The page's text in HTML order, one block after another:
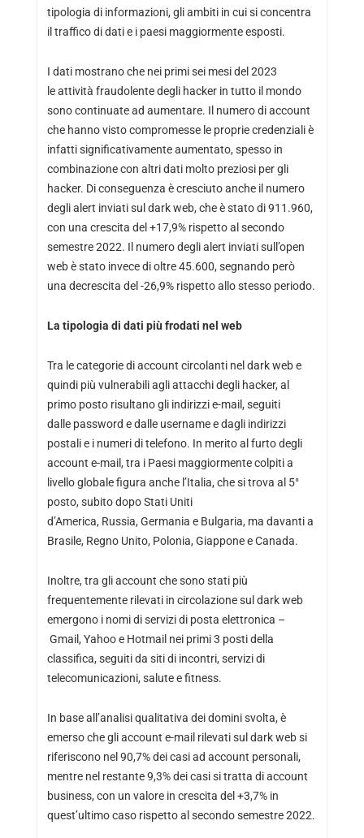
tipologia di informazioni, gli ambiti in cui si concentra
il traffico di dati e i paesi maggiormente esposti.
I dati mostrano che nei primi sei mesi del 2023
le attività fraudolente degli hacker in tutto il mondo
sono continuate ad aumentare. Il numero di account
che hanno visto compromesse le proprie credenziali è
infatti significativamente aumentato, spesso in
combinazione con altri dati molto preziosi per gli
hacker. Di conseguenza è cresciuto anche il numero
degli alert inviati sul dark web, che è stato di 911.960,
con una crescita del +17,9% rispetto al secondo
semestre 2022. Il numero degli alert inviati sull’open
web è stato invece di oltre 45.600, segnando però
una decrescita del -26,9% rispetto allo stesso periodo.
La tipologia di dati più frodati nel web
Tra le categorie di account circolanti nel dark web e
quindi più vulnerabili agli attacchi degli hacker, al
primo posto risultano gli indirizzi e-mail, seguiti
dalle password e dalle username e dagli indirizzi
postali e i numeri di telefono. In merito al furto degli
account e-mail, tra i Paesi maggiormente colpiti a
livello globale figura anche l’Italia, che si trova al 5°
posto, subito dopo Stati Uniti
d’America, Russia, Germania e Bulgaria, ma davanti a
Brasile, Regno Unito, Polonia, Giappone e Canada.
Inoltre, tra gli account che sono stati più
frequentemente rilevati in circolazione sul dark web
emergono i nomi di servizi di posta elettronica –
Gmail, Yahoo e Hotmail nei primi 3 posti della
classifica, seguiti da siti di incontri, servizi di
telecomunicazioni, salute e fitness.
In base all’analisi qualitativa dei domini svolta, è
emerso che gli account e-mail rilevati sul dark web si
riferiscono nel 90,7% dei casi ad account personali,
mentre nel restante 9,3% dei casi si tratta di account
business, con un valore in crescita del +3,7% in
quest’ultimo caso rispetto al secondo semestre 2022.